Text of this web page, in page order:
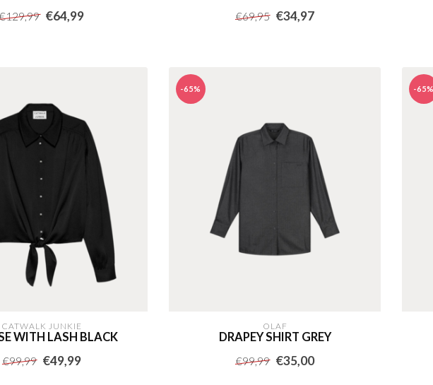
€129,99 €64,99 €69,95 €34,97
CATWALK JUNKIE
WITH LASH BLACK
€99,99 €49,99
-65%
OLAF
DRAPEY SHIRT GREY
€99,99 €35,00
-65%